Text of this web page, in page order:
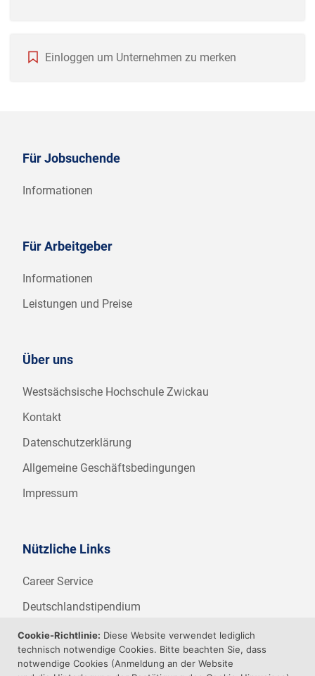
Einloggen um Unternehmen zu merken
Für Jobsuchende
Informationen
Für Arbeitgeber
Informationen
Leistungen und Preise
Über uns
Westsächsische Hochschule Zwickau
Kontakt
Datenschutzerklärung
Allgemeine Geschäftsbedingungen
Impressum
Nützliche Links
Career Service
Deutschlandstipendium
WHZ Firmenstipendium
Weitere Angebote der WHZ
Cookie-Richtlinie: Diese Website verwendet lediglich
technisch notwendige Cookies. Bitte beachten Sie, dass
notwendige Cookies (Anmeldung an der Website